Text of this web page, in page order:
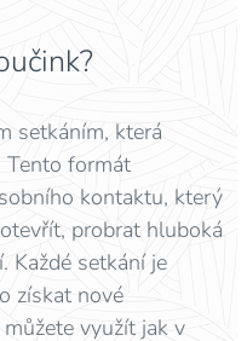
setkáním, která
Tento formát
kontaktu, který
probrat hluboká
Každé setkání je
získat nové
využít jak v